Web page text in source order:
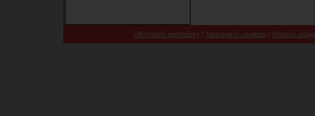
Obchodní podmínky| Nastavení cookies | Osobní